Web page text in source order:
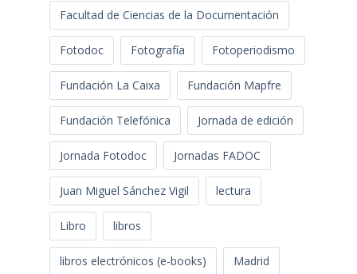
Facultad de Ciencias de la Documentación
Fotodoc Fotografía Fotoperiodismo
Fundación La Caixa Fundación Mapfre
Fundación Telefónica Jornada de edición
Jornada Fotodoc Jornadas FADOC
Juan Miguel Sánchez Vigil lectura
Libro libros
libros electrónicos (e-books) Madrid